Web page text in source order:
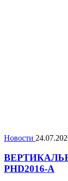
Новости
PHD2016-A